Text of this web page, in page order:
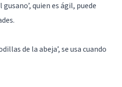
quien es ágil, puede
de la abeja’, se usa cuando